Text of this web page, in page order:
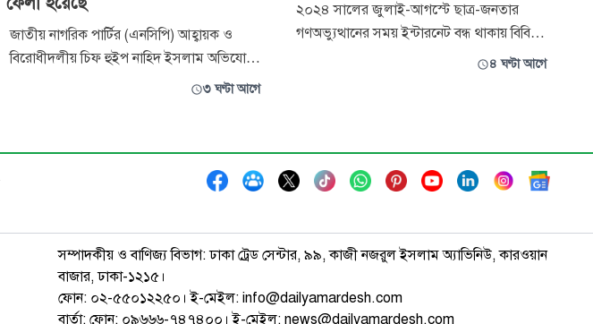
জাতীয় নাগরিক পার্টির (এনসিপি) আহ্বায়ক ও
বিরোধীদলীয় চিফ হুইপ নাহিদ ইসলাম অভিযোগ
করেছেন, জুলাই স্মৃতি জাদুঘর থেকে সীমান্ত হত্যা
জাদুঘর পরিদর্শন শেষে সাংবাদিকদের তিনি এসব
কথা বলেন। নাহিদ ইসলাম বলেন, ‘জুলা
৩ ঘণ্টা আগে
২০২৪ সালের জুলাই-আগস্টে ছাত্র-জনতার
গণঅভ্যুত্থানের সময় ইন্টারনেট বন্ধ থাকায় বিবিসি,
রয়টার্স, এএফপি, আলজাজিরা ও নেত্রনিউজের
কেন্দ্রীয় সাধারণ সম্পাদক। বর্তমানে জাতীয়
৪ ঘণ্টা আগে
সম্পাদকীয় ও বাণিজ্য বিভাগ: ঢাকা ট্রেড সেন্টার, ৯৯, কাজী নজরুল ইসলাম অ্যাভিনিউ, কারওয়ান
বাজার, ঢাকা-১২১৫।
ফোন: ০২-৫৫০১২২৫০। ই-মেইল: info@dailyamardesh.com
বার্তা: ফোন: ০৯৬৬৬-৭৪৭৪০০। ই-মেইল: news@dailyamardesh.com